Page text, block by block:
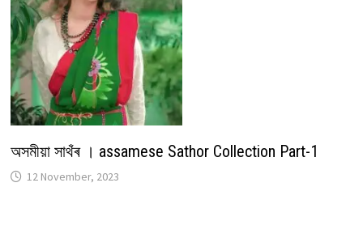
অসমীয়া সাথঁৰ । assamese Sathor Collection Part-1
12 November, 2023